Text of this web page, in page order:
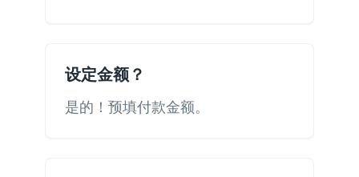
设定金额？
是的！预填付款金额。